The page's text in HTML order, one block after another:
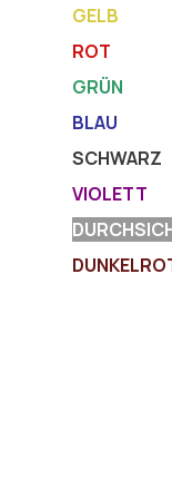
GELB
ROT
GRÜN
BLAU
SCHWARZ
VIOLETT